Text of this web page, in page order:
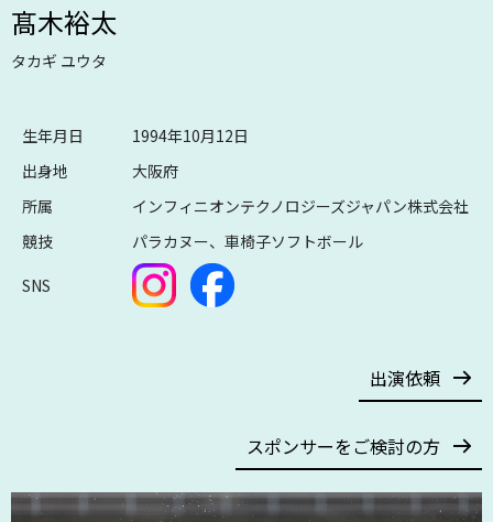
髙木裕太
タカギ ユウタ
生年月日
1994年10月12日
出身地
大阪府
所属
インフィニオンテクノロジーズジャパン株式会社
競技
パラカヌー、車椅子ソフトボール
SNS
出演依頼
スポンサーをご検討の方